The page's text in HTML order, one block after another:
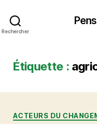
Rechercher
Étiquette :
ACTEURS DU